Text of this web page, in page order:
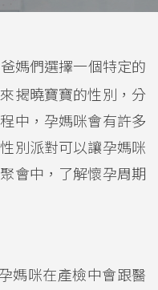
媽們選擇一個特定的
揭曉寶寶的性別，分
中，孕媽咪會有許多
別派對可以讓孕媽咪
會中，了解懷孕周期
咪在產檢中會跟醫